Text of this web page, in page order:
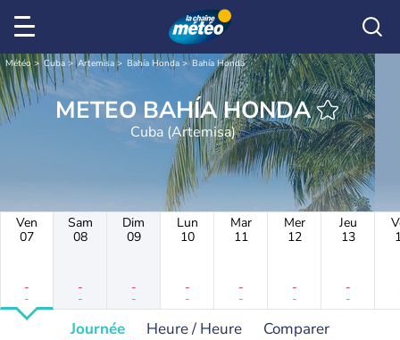
Météo Cuba Artemisa Bahía Honda Bahía Honda
METEO BAHÍA HONDA
Cuba (Artemisa)
Ven
07
-
-
Sam
08
-
-
Dim
09
-
-
Lun
10
-
-
Mar
11
-
-
Mer
12
-
-
Jeu
13
-
-
Journée Heure / Heure Comparer